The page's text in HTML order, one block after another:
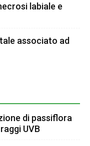
labiale e
associato ad
di passiflora
UVB